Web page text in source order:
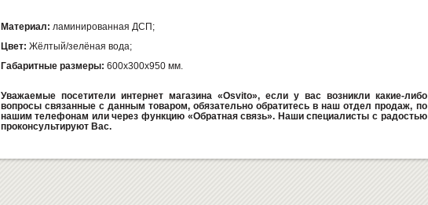
Материал: ламинированная ДСП;
Цвет: Жёлтый/зелёная вода;
Габаритные размеры: 600х300х950мм.
Уважаемые посетители интернет магазина «Osvito», если у вас возникли какие-либо
вопросы связанные с данным товаром, обязательно обратитесь в наш отдел продаж, по
нашим телефонам или через функцию «Обратная связь». Наши специалисты с радостью
проконсультируют Вас.